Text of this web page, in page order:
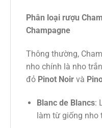
Phân loại rượu
Champagne
Thông thường,
nho chính là nho
đỏ Pinot Noir và
Blanc de Blancs:
làm từ giống nho